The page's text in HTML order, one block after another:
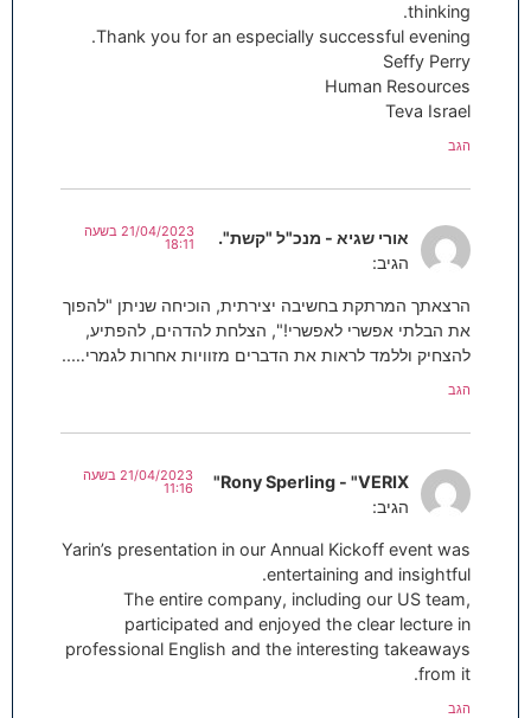
thinking.
Thank you for an especially successful evening.
Seffy Perry
Human Resources
Teva Israel
הגב
אורי שגיא - מנכ"ל "קשת".
הגיב:
21/04/2023 בשעה
18:11
הרצאתך המרתקת בחשיבה יצירתית, הוכיחה שניתן "להפוך
את הבלתי אפשרי לאפשרי!", הצלחת להדהים, להפתיע,
להצחיק וללמד לראות את הדברים מזוויות אחרות לגמרי…..
הגב
Rony Sperling - "VERIX"
הגיב:
21/04/2023 בשעה
11:16
Yarin’s presentation in our Annual Kickoff event was
entertaining and insightful.
The entire company, including our US team,
participated and enjoyed the clear lecture in
professional English and the interesting takeaways
from it.
הגב